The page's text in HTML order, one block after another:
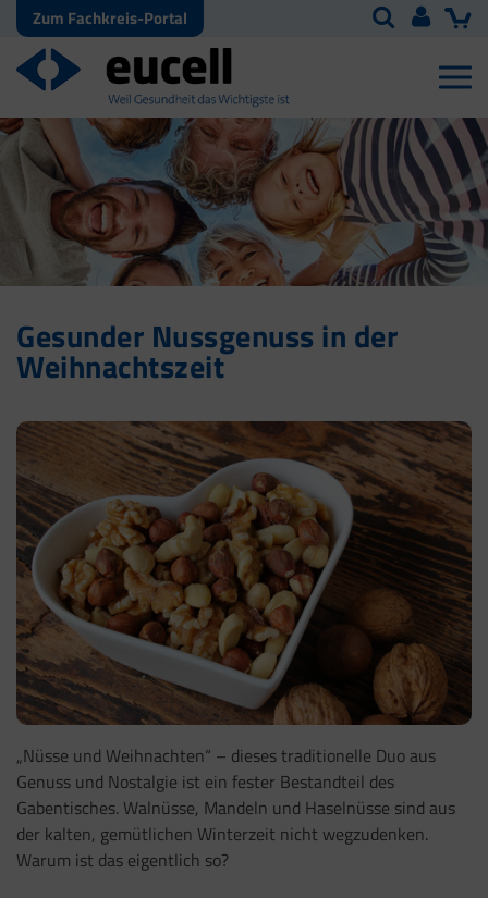
Zum Fachkreis-Portal
Gesunder Nussgenuss in der
Weihnachtszeit
„Nüsse und Weihnachten“ – dieses traditionelle Duo aus
Genuss und Nostalgie ist ein fester Bestandteil des
Gabentisches. Walnüsse, Mandeln und Haselnüsse sind aus
der kalten, gemütlichen Winterzeit nicht wegzudenken.
Warum ist das eigentlich so?